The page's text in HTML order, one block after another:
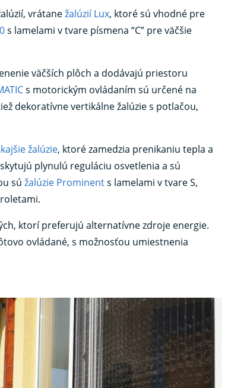
vrátanežalúzií Lux, ktoré sú vhodné pre
s lamelami v tvare písmena “C” pre väčšie
väčších plôch a dodávajú priestoru
s motorickým ovládaním sú určené na
dekoratívne vertikálne žalúzie s potlačou,
žalúzie, ktoré zamedzia prenikaniu tepla a
plynulú reguláciu osvetlenia a sú
sú žalúzie Prominents lamelami v tvare S,
ktorí preferujú alternatívne zdroje energie.
ovládané, s možnosťou umiestnenia